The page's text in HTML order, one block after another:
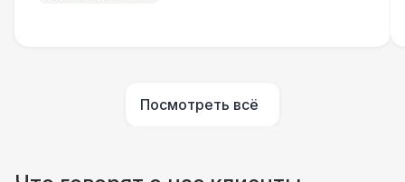
Посмотреть всё